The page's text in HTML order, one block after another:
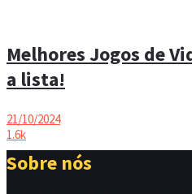
Melhores Jogos de
a lista!
21/10/2024
1.6k
Sobre nós